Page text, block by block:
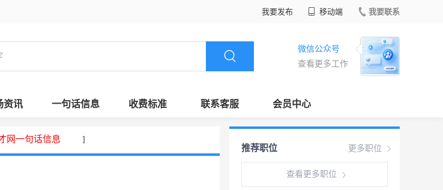
我要发布 移动端 我要联系
微信公众号
查看更多工作
资讯 一句话信息 收费标准 联系客服 会员中心
网一句话信息 ]
更多职位
推荐职位
查看更多职位